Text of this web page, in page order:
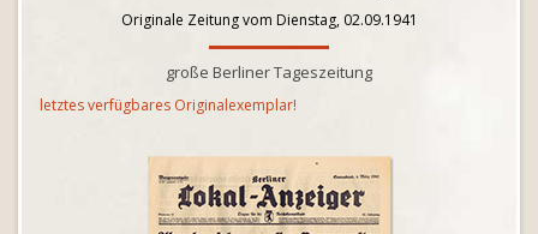
Originale Zeitung vom Dienstag, 02.09.1941
große Berliner Tageszeitung
letztes verfügbares Originalexemplar!